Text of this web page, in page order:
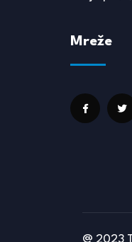
Mreže
@ 2023